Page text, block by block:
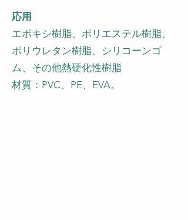
応用
エポキシ樹脂、ポリエステル樹脂、
ポリウレタン樹脂、シリコーンゴ
ム、その他熱硬化性樹脂
材質：PVC、PE、EVA。